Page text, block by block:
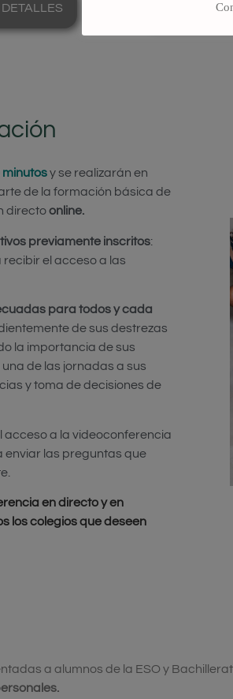
VER
y se realizarán en
de la formación básica de
directoonline.
previamente inscritos:
el acceso a las
para todos y cada
de sus destrezas
la importancia de sus
de las jornadas a sus
y toma de decisiones de
acceso a la videoconferencia
enviar las preguntas que
en directo y en
los colegios que deseen
a alumnos de la ESO y